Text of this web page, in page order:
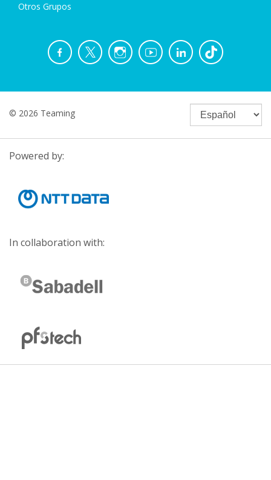
Otros Grupos
© 2026 Teaming
Powered by:
In collaboration with: